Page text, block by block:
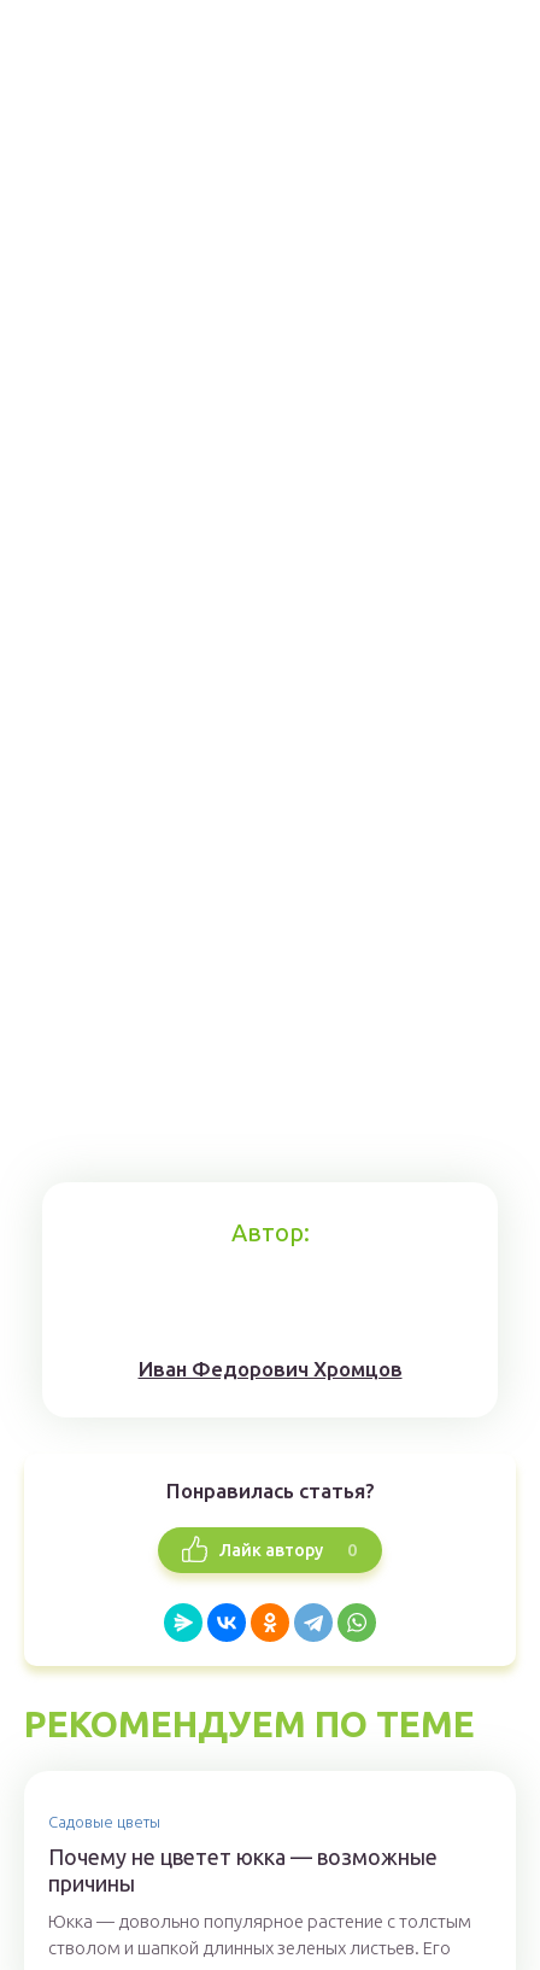
Автор:
Иван Федорович Хромцов
Понравилась статья?
Лайк автору 0
РЕКОМЕНДУЕМ ПО ТЕМЕ
Садовые цветы
Почему не цветет юкка — возможные
причины
Юкка — довольно популярное растение с толстым
стволом и шапкой длинных зеленых листьев. Его